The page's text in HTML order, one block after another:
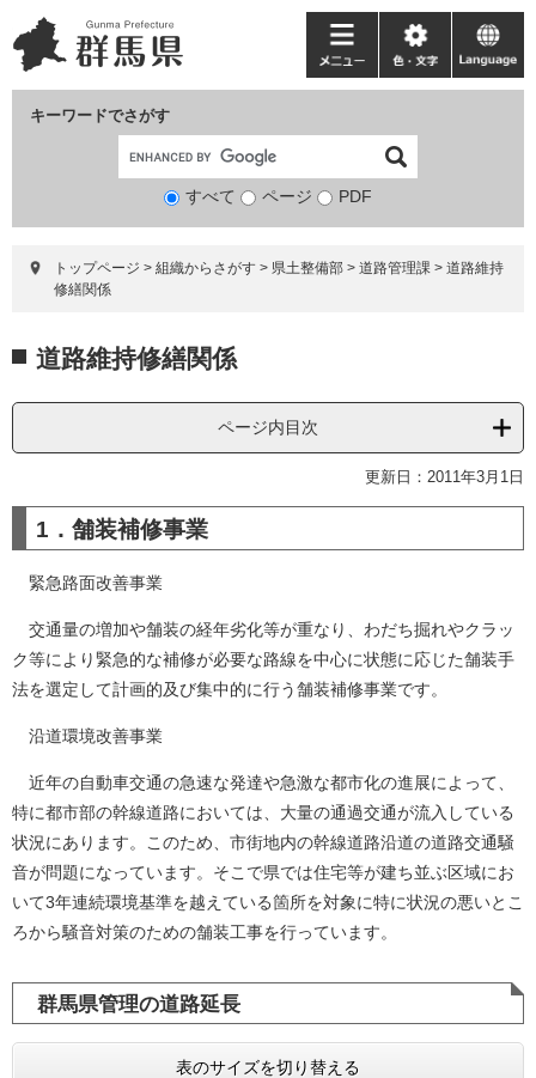
ー
ジ
ニ
ュ
て
キーワードでさがす
検
象
すべて ページ PDF
メ
ニ
ー
色・
文
language
トップページ > 組織からさがす > 県土整備部 > 道路管理課 > 道路維持
修繕関係
文 道路維持修繕関係
ページ内目次
更新日：2011年3月1日
1．舗装補修事業
緊急路面改善事業
交通量の増加や舗装の経年劣化等が重なり、わだち掘れやクラッ
ク等により緊急的な補修が必要な路線を中心に状態に応じた舗装手
法を選定して計画的及び集中的に行う舗装補修事業です。
沿道環境改善事業
近年の自動車交通の急速な発達や急激な都市化の進展によって、
特に都市部の幹線道路においては、大量の通過交通が流入している
状況にあります。このため、市街地内の幹線道路沿道の道路交通騒
音が問題になっています。そこで県では住宅等が建ち並ぶ区域にお
いて3年連続環境基準を越えている箇所を対象に特に状況の悪いとこ
ろから騒音対策のための舗装工事を行っています。
群馬県管理の道路延長
表のサイズを切り替える